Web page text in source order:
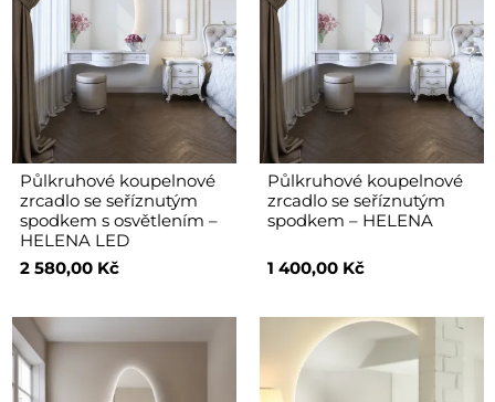
Půlkruhové koupelnové
zrcadlo se seříznutým
spodkem s osvětlením –
HELENA LED
2 580,00 Kč
Půlkruhové koupelnové
zrcadlo se seříznutým
spodkem – HELENA
1 400,00 Kč